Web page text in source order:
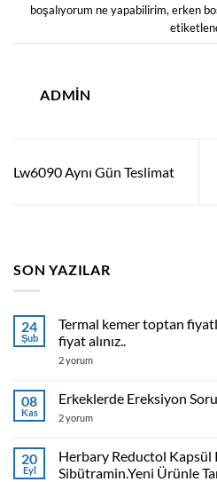
boşalıyorum ne yapabilirim, erken
ADMIN
Lw6090 Aynı Gün Teslimat
SON YAZILAR
24
Şub
Termal kemer toptan
fiyat alınız..
Termal
fiyatları
satış
ve
fiyat
alınız..
için
2 yorum
08
Kas
Erkeklerde Ereksiyon
Erkeklerde
ve
Tedavisi
için
2 yorum
20
Eyl
Herbary Reductol Kapsül
Sibütramin.Yeni Ürünle